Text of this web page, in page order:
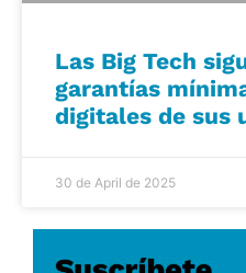
Las Big Tech
garantías
digitales de sus
30 de April de 2025